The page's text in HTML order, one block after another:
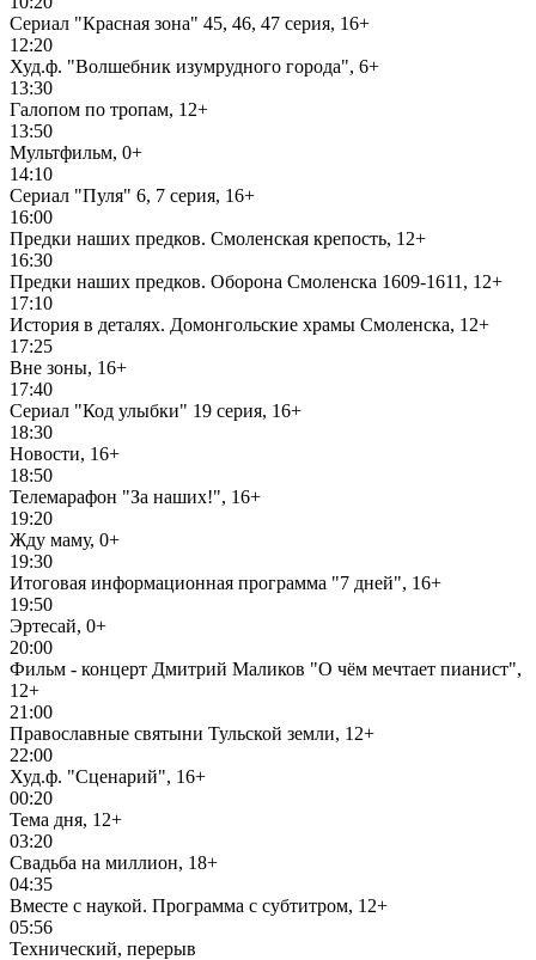
Сериал "Красная зона" 45, 46, 47 серия, 16+
12:20
Худ.ф. "Волшебник изумрудного города", 6+
13:30
Галопом по тропам, 12+
13:50
Мультфильм, 0+
14:10
Сериал "Пуля" 6, 7 серия, 16+
16:00
Предки наших предков. Смоленская крепость, 12+
16:30
Предки наших предков. Оборона Смоленска 1609-1611, 12+
17:10
История в деталях. Домонгольские храмы Смоленска, 12+
17:25
Вне зоны, 16+
17:40
Сериал "Код улыбки" 19 серия, 16+
18:30
Новости, 16+
18:50
Телемарафон "За наших!", 16+
19:20
Жду маму, 0+
19:30
Итоговая информационная программа "7 дней", 16+
19:50
Эртесай, 0+
20:00
Фильм - концерт Дмитрий Маликов "О чём мечтает пианист",
12+
21:00
Православные святыни Тульской земли, 12+
22:00
Худ.ф. "Сценарий", 16+
00:20
Тема дня, 12+
03:20
Свадьба на миллион, 18+
04:35
Вместе с наукой. Программа с субтитром, 12+
05:56
Технический, перерыв